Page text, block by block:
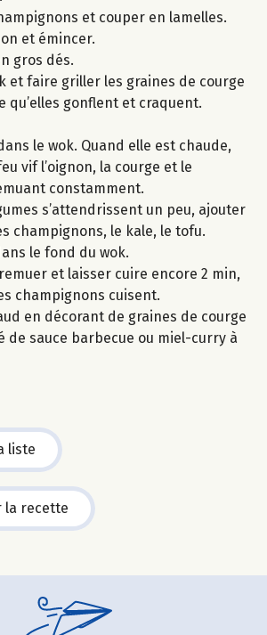
et couper en lamelles.
et émincer.
gros dés.
et faire griller les graines de courge
qu’elles gonflent et craquent.
le wok. Quand elle est chaude,
vif l’oignon, la courge et le
constamment.
s’attendrissent un peu, ajouter
champignons, le kale, le tofu.
le fond du wok.
et laisser cuire encore 2 min,
champignons cuisent.
en décorant de graines de courge
de sauce barbecue ou miel-curry à
liste
la recette